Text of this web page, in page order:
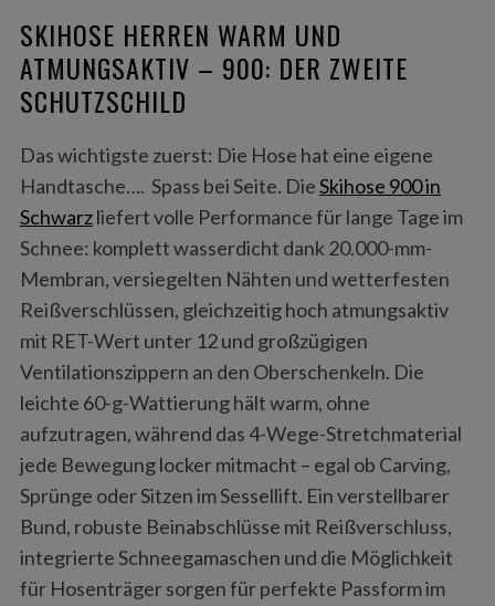
SKIHOSE HERREN WARM UND
ATMUNGSAKTIV – 900: DER ZWEITE
SCHUTZSCHILD
Das wichtigste zuerst: Die Hose hat eine eigene
Handtasche…. Spass bei Seite. DieSkihose 900 in
Schwarzliefert volle Performance für lange Tage im
Schnee: komplett wasserdicht dank 20.000-mm-
Membran, versiegelten Nähten und wetterfesten
Reißverschlüssen, gleichzeitig hoch atmungsaktiv
mit RET-Wert unter 12 und großzügigen
Ventilationszippern an den Oberschenkeln. Die
leichte 60-g-Wattierung hält warm, ohne
aufzutragen, während das 4-Wege-Stretchmaterial
jede Bewegung locker mitmacht – egal ob Carving,
Sprünge oder Sitzen im Sessellift. Ein verstellbarer
Bund, robuste Beinabschlüsse mit Reißverschluss,
integrierte Schneegamaschen und die Möglichkeit
für Hosenträger sorgen für perfekte Passform im